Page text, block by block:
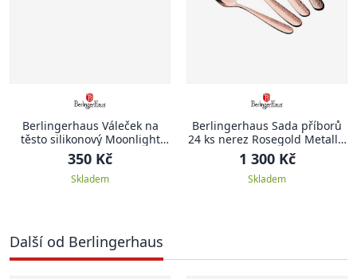
Berlingerhaus Váleček na
těsto silikonový Moonlight
Edition
350 Kč
Skladem
Berlingerhaus Sada příborů
24 ks nerez Rosegold Metallic
Line II
1 300 Kč
Skladem
Další od Berlingerhaus